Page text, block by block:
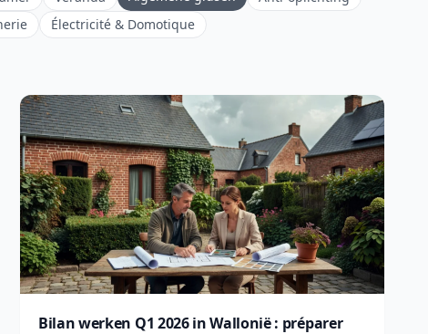
Électricité & Domotique
Bilan werken Q1 2026 in Wallonië : préparer